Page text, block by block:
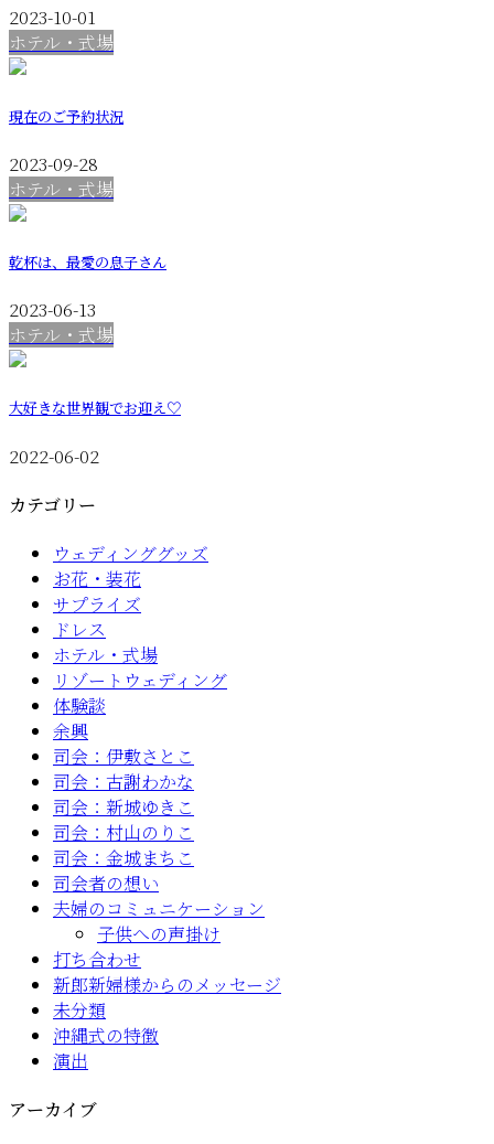
2023-10-01
ホテル・式場
現在のご予約状況
2023-09-28
ホテル・式場
乾杯は、最愛の息子さん
2023-06-13
ホテル・式場
大好きな世界観でお迎え♡
2022-06-02
カテゴリー
ウェディンググッズ
お花・装花
サプライズ
ドレス
ホテル・式場
リゾートウェディング
体験談
余興
司会：伊敷さとこ
司会：古謝わかな
司会：新城ゆきこ
司会：村山のりこ
司会：金城まちこ
司会者の想い
夫婦のコミュニケーション
子供への声掛け
打ち合わせ
新郎新婦様からのメッセージ
未分類
沖縄式の特徴
演出
アーカイブ